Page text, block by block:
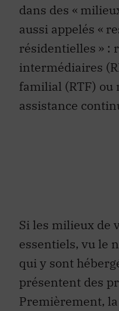
dans des «
aussi appelés «
résidentielles » :
intermédiaires
familial (RTF) ou
assistance
Si les milieux de
essentiels, vu le
qui y sont
présentent des
Premièrement,